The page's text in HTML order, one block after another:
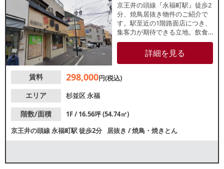
京王井の頭線『永福町駅』徒歩2
分、焼鳥居抜き物件のご紹介で
す。駅至近の1階路面店につき、
集客力が期待できる立地。飲食
店が点在するエリアに位置し、
幅広い業態でご検討いただけま
詳細を見る
賃料 298,000円(税込)
エリア
杉並区永福
階数/面積
1F / 16.56坪 (54.74㎡)
京王井の頭線永福町駅徒歩2分 居抜き /焼鳥・焼きとん